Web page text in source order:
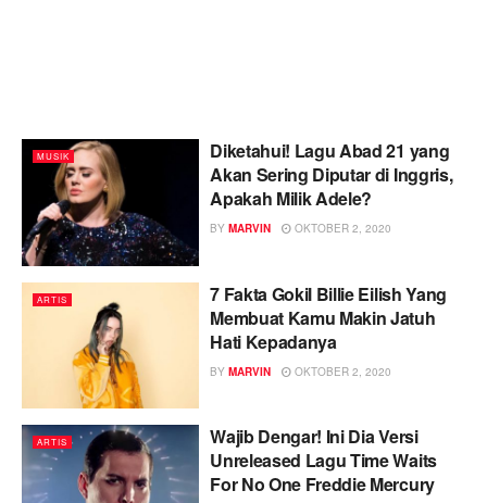
MUSIK
Diketahui! Lagu Abad 21 yang
Akan Sering Diputar di Inggris,
Apakah Milik Adele?
BY MARVIN OKTOBER 2, 2020
ARTIS
7 Fakta Gokil Billie Eilish Yang
Membuat Kamu Makin Jatuh
Hati Kepadanya
BY MARVIN OKTOBER 2, 2020
ARTIS
Wajib Dengar! Ini Dia Versi
Unreleased Lagu Time Waits
For No One Freddie Mercury